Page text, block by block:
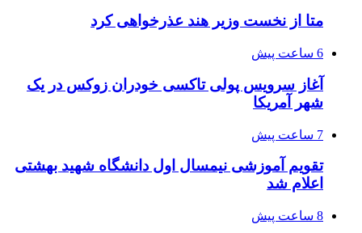
متا از نخست وزیر هند عذرخواهی کرد
6 ساعت پیش
آغاز سرویس پولی تاکسی خودران زوکس در یک
شهر آمریکا
7 ساعت پیش
تقویم آموزشی نیمسال اول دانشگاه شهید بهشتی
اعلام شد
8 ساعت پیش